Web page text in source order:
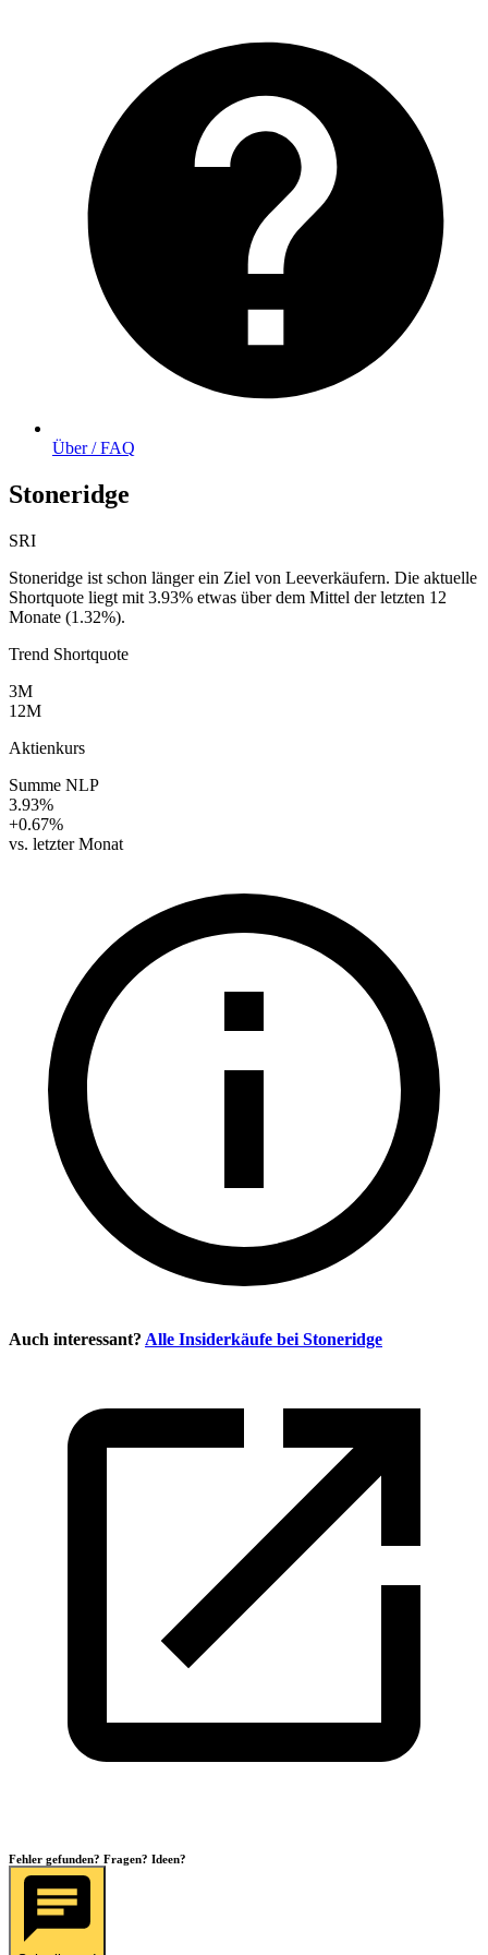
Über / FAQ
Stoneridge
SRI
Stoneridge ist schon länger ein Ziel von Leeverkäufern. Die aktuelle
Shortquote liegt mit 3.93% etwas über dem Mittel der letzten 12
Monate (1.32%).
Trend Shortquote
3M
12M
Aktienkurs
Summe NLP
3.93%
+0.67%
vs. letzter Monat
Auch interessant? Alle Insiderkäufe bei Stoneridge
Fehler gefunden? Fragen? Ideen?